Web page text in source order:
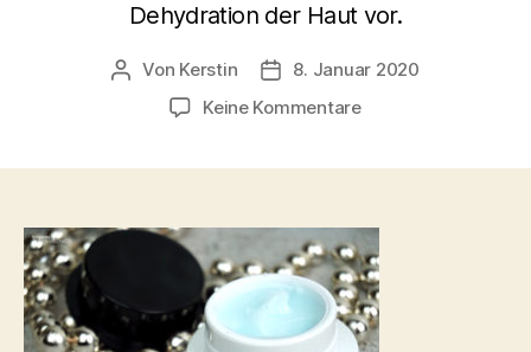
Dehydration der Haut vor.
Beitragsautor
Von Kerstin Beitragsdatum
8. Januar 2020
Keine Kommentarezu
True
Cream
Aqua
Bomb